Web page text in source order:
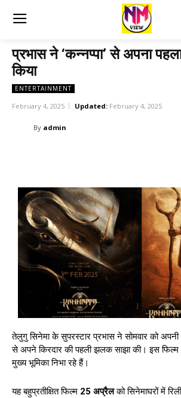
प्रभास ने ‘कन्नप्पा’ से अपना
किया
ENTERTAINMENT
February 4, 2025 Updated: February 4, 2025
By admin
तेलुगु सिनेमा के सुपरस्टार प्रभास ने सोमवार को अपनी
से अपने किरदार की पहली झलक साझा की। इस फिल्म
मुख्य भूमिका निभा रहे हैं।
यह बहुप्रतीक्षित फिल्म 25 अप्रैलको सिनेमाघरों में